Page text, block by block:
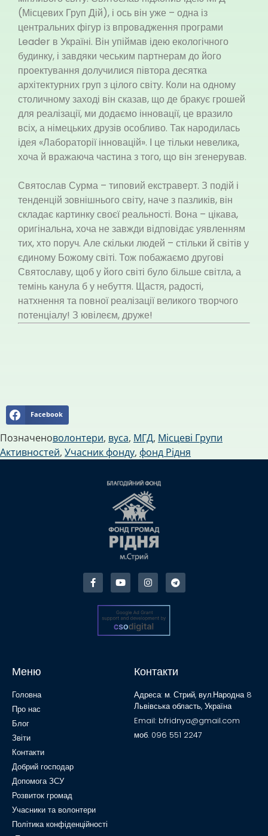
(Місцевих Груп Дій), і ось він уже – одна із
центральних фігур із впровадження програми
Leader в Україні. Він упіймав ідею екологічного
будинку, і завдяки чеським партнерам до його
проектування долучилися півтора десятка
архітектурних груп з цілого світу. Коли на одному
столичному заході він сказав, що де бракує грошей
для реалізації, ми додаємо інновації, це вразило
всіх, а німецьких друзів особливо. Так народилась
ідея «Лабораторії інновацій». І це тільки невелика,
хоча й вражаюча частина з того, що він згенерував.
Святослав Сурма – типовий екстраверт. З подій і
тенденцій зовнішнього світу, наче з пазликів, він
складає картинку своєї реальності. Вона – цікава,
оригінальна, хоча не завжди відповідає уявленням
тих, хто поруч. Але скільки людей – стільки й світів у
єдиному Божому світі. Тож побажаємо другові
Святославу, щоб у його світі було більше світла, а
темінь канула б у небуття. Щастя, радості,
натхнення та повної реалізації великого творчого
потенціалу! З ювілеєм, друже!
Facebook
Позначеноволонтери, вуса, МГД, Місцеві Групи
Активностей, Учасник фонду, фонд Рідня
Меню
Головна
Про нас
Блог
Звіти
Контакти
Добрий господар
Допомога ЗСУ
Розвиток громад
Учасники та волонтери
Політика конфіденційності
Контакти
Адреса: м. Стрий, вул.Народна 8
Львівська область, Україна
Email: bfridnya@gmail.com
моб. 096 551 2247